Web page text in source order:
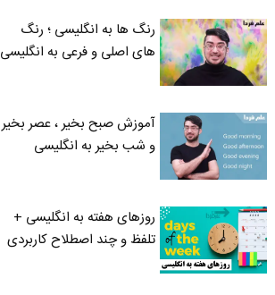
رنگ ها به انگلیسی ؛ رنگ
های اصلی و فرعی به انگلیسی
آموزش صبح بخیر ، عصر بخیر
و شب بخیر به انگلیسی
روزهای هفته به انگلیسی +
تلفظ و چند اصطلاح کاربردی